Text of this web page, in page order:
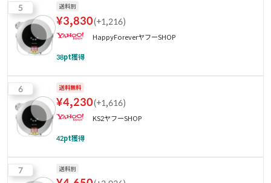
5 送料別
¥3,830(+1,216)
HappyForeverヤフーSHOP
38pt獲得
6 送料無料
¥4,230(+1,616)
KS2ヤフーSHOP
42pt獲得
7 送料別